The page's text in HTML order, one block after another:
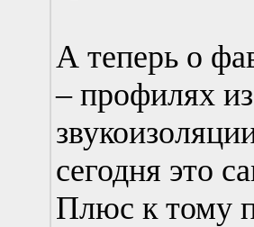
А теперь о
– профилях
сегодня это
Плюс к тому